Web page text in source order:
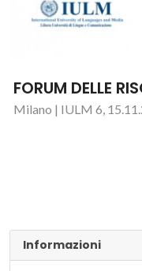
FORUM DELLE
Milano | IULM 6,
Informazioni